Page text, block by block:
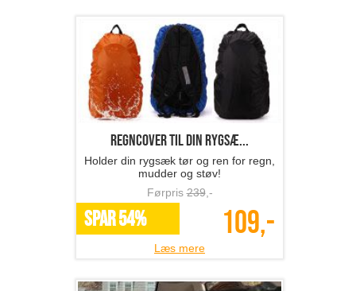
Regncover til din rygsæ...
Holder din rygsæk tør og ren for regn,
mudder og støv!
Førpris239,-
SPAR 54% 109,-
Læs mere